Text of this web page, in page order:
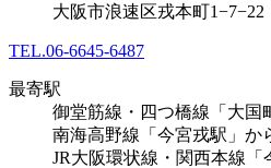
大阪市浪速区戎本町1−7−22
TEL.06-6645-6487
最寄駅
御堂筋線・四つ橋線「大国
南海高野線「今宮戎駅」か
JR大阪環状線・関西本線「